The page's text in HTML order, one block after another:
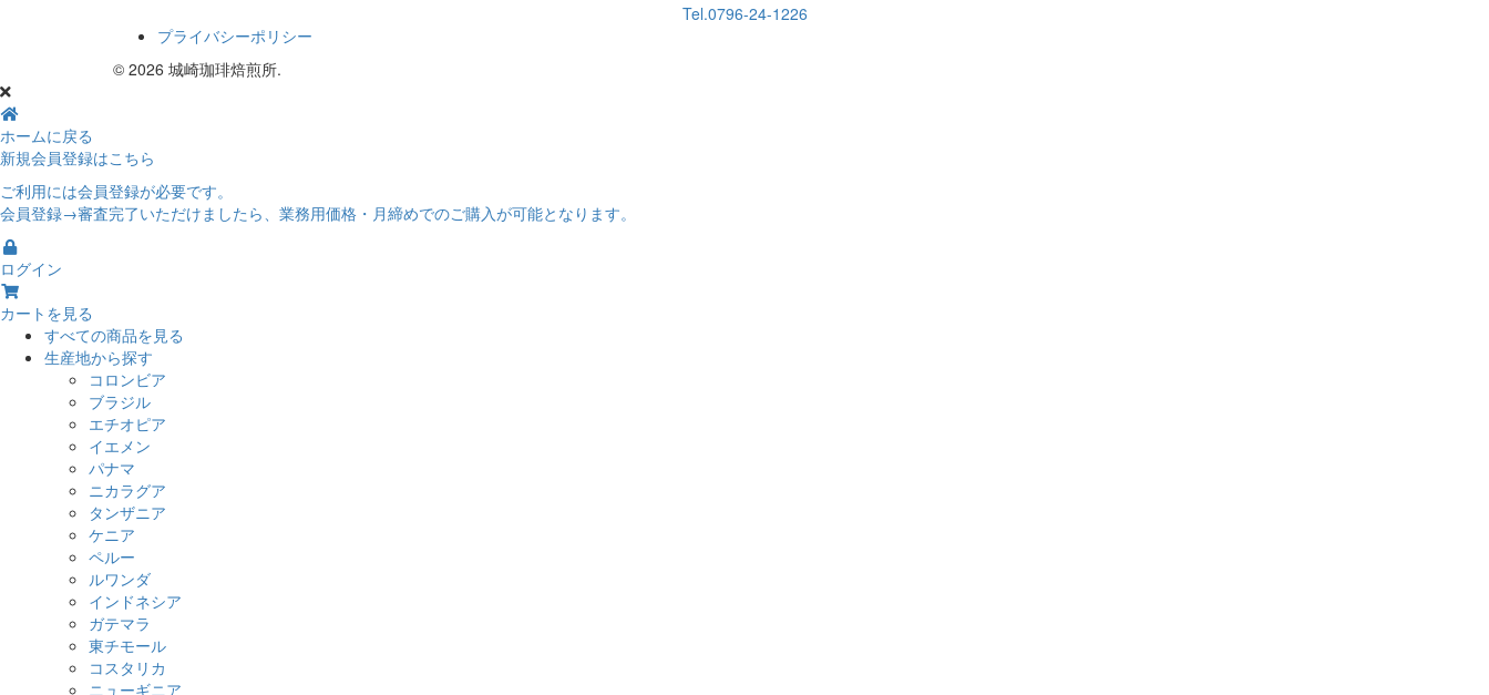
Tel.0796-24-1226
プライバシーポリシー
© 2026 城崎珈琲焙煎所.
ホームに戻る
新規会員登録はこちら
ご利用には会員登録が必要です。
会員登録→審査完了いただけましたら、業務用価格・月締めでのご購入が可能となります。
ログイン
カートを見る
すべての商品を見る
生産地から探す
コロンビア
ブラジル
エチオピア
イエメン
パナマ
ニカラグア
タンザニア
ケニア
ペルー
ルワンダ
インドネシア
ガテマラ
東チモール
コスタリカ
ニューギニア